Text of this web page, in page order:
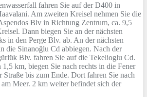
fahren Sie auf der D400 in
Am zweiten Kreisel nehmen Sie die
Blv in Richtung Zentrum, ca. 9,5
Dann biegen Sie an der nächsten
in den Perge Blv. ab. An der nächsten
die Sinanoğlu Cd abbiegen. Nach der
Blv. fahren Sie auf die Tekelioglu Cd.
km, biegen Sie nach rechts in die Fener
Straße bis zum Ende. Dort fahren Sie nach
Meer. 2 km weiter befindet sich der